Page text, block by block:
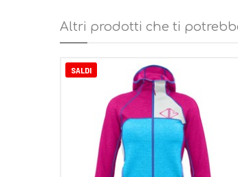
• Capo ideale per arrampicata,
Altri prodotti che ti
SALDI